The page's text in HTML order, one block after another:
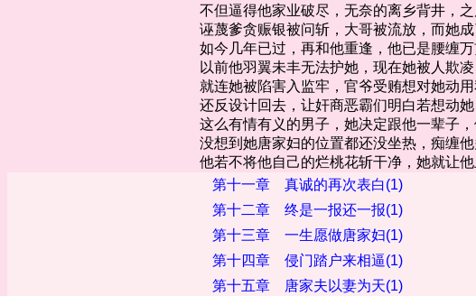
不但逼得他家业破尽，无奈的离乡背井，之
诬蔑爹贪赈银被问斩，大哥被流放，而她成
如今几年已过，再和他重逢，他已是腰缠万
以前他羽翼未丰无法护她，现在她被人欺凌
就连她被陷害入监牢，官爷受贿想对她动用
还反设计回去，让奸商恶霸们明白若想动她
这么有情有义的男子，她决定跟他一辈子，
没想到她唐家妇的位置都还没坐热，痴缠他
他若不将他自己的烂桃花斩干净，她就让
第十一章 真诚的再次表白(1)
第十二章 终是一报还一报(1)
第十三章 一生愿做唐家妇(1)
第十四章 侵门踏户来相逼(1)
第十五章 唐家夫以妻为天(1)